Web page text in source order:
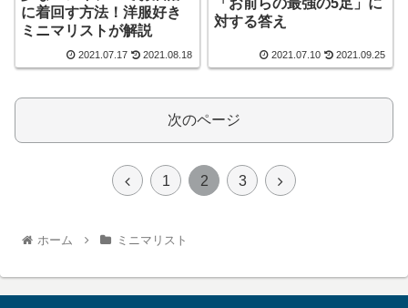
に着回す方法！洋服好き
ミニマリストが解説
2021.07.17 2021.08.18
「お前らの最強の5足」に
対する答え
2021.07.10 2021.09.25
次のページ
1 2 3
ホーム ミニマリスト